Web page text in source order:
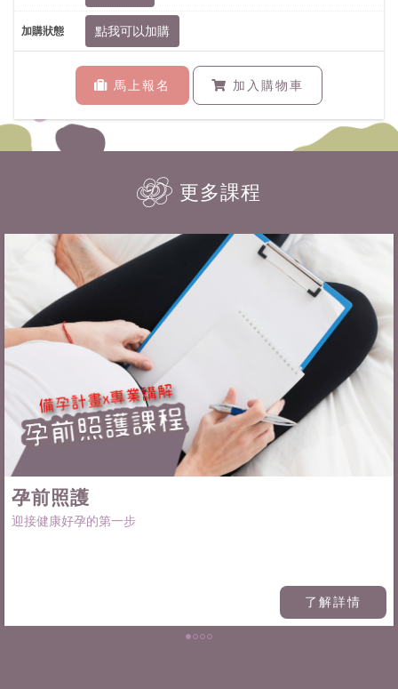
點我可以加購
馬上報名 加入購物車
更多課程
孕前照護
迎接健康好孕的第一步
了解詳情